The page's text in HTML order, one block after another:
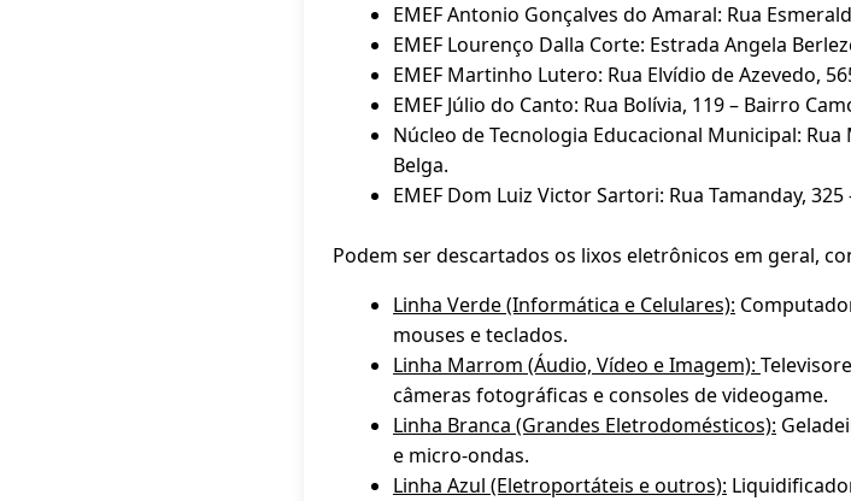
EMEF Antonio Gonçalves do Amaral: Rua
EMEF Lourenço Dalla Corte: Estrada Angela
EMEF Martinho Lutero: Rua Elvídio de Azevedo,
EMEF Júlio do Canto: Rua Bolívia, 119 – Bairro
Núcleo de Tecnologia Educacional Municipal: Rua
Belga.
EMEF Dom Luiz Victor Sartori: Rua Tamanday,
Podem ser descartados os lixos eletrônicos em geral,
Linha Verde (Informática e Celulares):
mouses e teclados.
Linha Marrom (Áudio, Vídeo e Imagem):
câmeras fotográficas e consoles de videogame.
Linha Branca (Grandes Eletrodomésticos):
e micro-ondas.
Linha Azul (Eletroportáteis e outros):